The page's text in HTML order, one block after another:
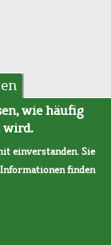
wie häufig
wird.
einverstanden. Sie
finden